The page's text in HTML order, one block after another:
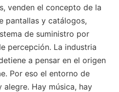
venden el concepto de la
pantallas y catálogos,
de suministro por
percepción. La industria
a pensar en el origen
Por eso el entorno de
Hay música, hay